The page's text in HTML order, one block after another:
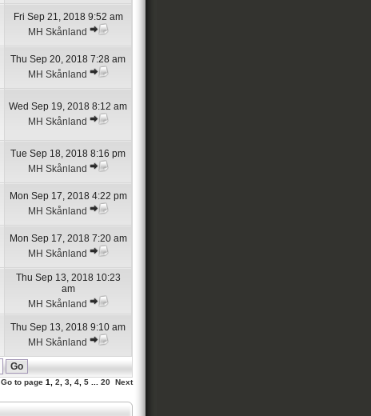
Fri Sep 21, 2018 9:52 am
MH Skånland
Thu Sep 20, 2018 7:28 am
MH Skånland
Wed Sep 19, 2018 8:12 am
MH Skånland
Tue Sep 18, 2018 8:16 pm
MH Skånland
Mon Sep 17, 2018 4:22 pm
MH Skånland
Mon Sep 17, 2018 7:20 am
MH Skånland
Thu Sep 13, 2018 10:23
am
MH Skånland
Thu Sep 13, 2018 9:10 am
MH Skånland
Go to page 1 2 3 4 5 20 Next